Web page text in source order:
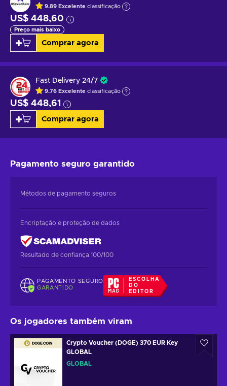
9.89 Excelente classificação
US$ 448,60
Preço mais baixo
Comprar agora
Fast Delivery 24/7
9.76 Excelente classificação
US$ 448,61
Comprar agora
Pagamento seguro garantido
Métodos de pagamento seguros
Encriptação e proteção de dados
Resultado de confiança 100/100
PAGAMENTO SEGURO
GARANTIDO
ESCOLHA
DO
EDITOR
Os jogadores também viram
Crypto Voucher (DOGE) 370 EUR Key
GLOBAL
GLOBAL